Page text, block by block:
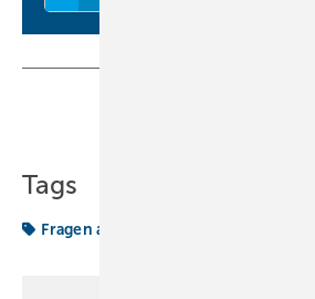
Tags
Fragen aus der Praxis